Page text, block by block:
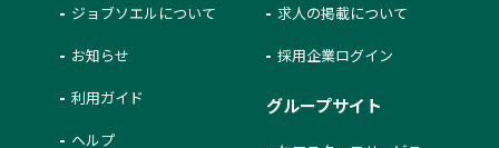
ジョブソエルについて
お知らせ
利用ガイド
ヘルプ
求人の掲載について
採用企業ログイン
グループサイト